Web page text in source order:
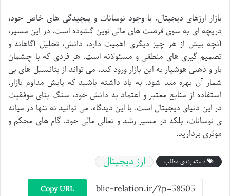
بازار ارزهای دیجیتال، با وجود نوسانات و پیچیدگی های خاص خود،
دریچه ای به سوی فرصت های مالی نوین گشوده است. در این مسیر،
آنچه بیش از هر چیز دیگری اهمیت دارد، دانش، تحلیل آگاهانه و
تصمیم گیری های منطقی و مسئولانه است. هر فردی که با چشمان
باز و ذهنی هوشیار به این بازار ورود کند، می تواند از پتانسیل های بی
شمار آن بهره مند شود. به یاد داشته باشید که پایش مداوم بازار،
استفاده از منابع معتبر و اعتماد به دانش خود، سنگ بنای موفقیت
در این دنیای دیجیتال است. با این دیدگاه، می توانید نه تنها در میانه
ی نوسانات، بلکه در مسیر رشد و تعالی مالی خود، گام های محکم و
موثری بردارید.
دسته بندی مطلب ارز دیجیتال
Copy URL